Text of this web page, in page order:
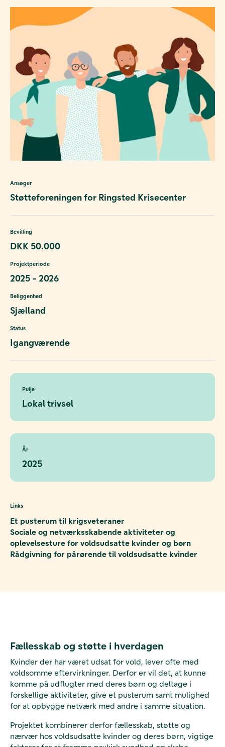
Ansøger
Støtteforeningen for Ringsted Krisecenter
Bevilling
DKK 50.000
Projektperiode
2025 - 2026
Beliggenhed
Sjælland
Status
Igangværende
Pulje
Lokal trivsel
År
2025
Links
Et pusterum til krigsveteraner
Sociale og netværksskabende aktiviteter og
oplevelsesture for voldsudsatte kvinder og børn
Rådgivning for pårørende til voldsudsatte kvinder
Fællesskab og støtte i hverdagen
Kvinder der har været udsat for vold, lever ofte med
voldsomme eftervirkninger. Derfor er vil det, at kunne
komme på udflugter med deres børn og deltage i
forskellige aktiviteter, give et pusterum samt mulighed
for at opbygge netværk med andre i samme situation.
Projektet kombinerer derfor fællesskab, støtte og
nærvær hos voldsudsatte kvinder og deres børn, vigtige